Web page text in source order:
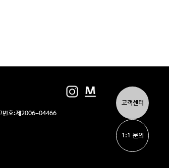
고객센터
1:1 문의
번호:제2006-04466